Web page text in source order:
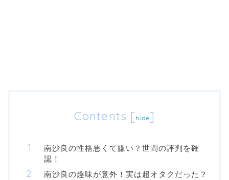
Contents [ hide]
南沙良の性格悪くて嫌い？世間の評判を確
認！
南沙良の趣味が意外！実は超オタクだった？